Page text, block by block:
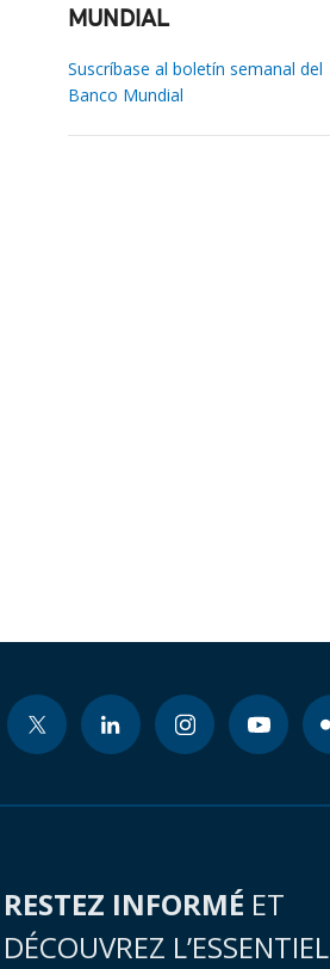
MUNDIAL
Suscríbase al boletín semanal del
Banco Mundial
RESTEZ INFORMÉ ET
DÉCOUVREZ L’ESSENTIEL